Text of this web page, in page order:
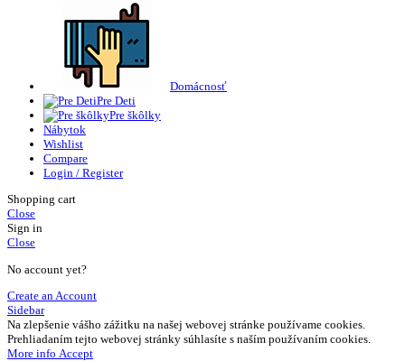
Domácnosť
Pre Deti
Pre škôlky
Nábytok
Wishlist
Compare
Login / Register
Shopping cart
Close
Sign in
Close
No account yet?
Create an Account
Sidebar
Na zlepšenie vášho zážitku na našej webovej stránke používame cookies.
Prehliadaním tejto webovej stránky súhlasíte s naším používaním cookies.
More info More
Accept